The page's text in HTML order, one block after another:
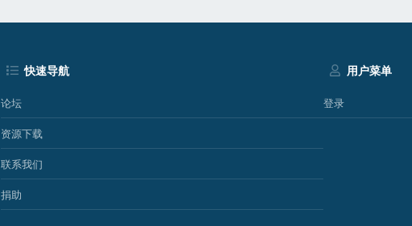
快速导航
论坛
资源下载
联系我们
捐助
用户菜单
登录